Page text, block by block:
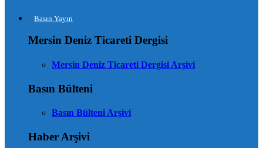
Basın Yayın
Mersin Deniz Ticareti Dergisi
Mersin Deniz Ticareti Dergisi Arşivi
Basın Bülteni
Basın Bülteni Arşivi
Haber Arşivi